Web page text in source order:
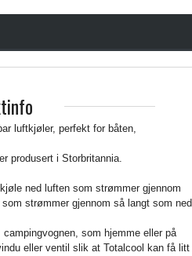
luftkjøler, perfekt for båten,
produsert i Storbritannia.
ned luften som strømmer gjennom
strømmer gjennom så langt som ned
som hjemme eller på
eller ventil slik at Totalcool kan få litt